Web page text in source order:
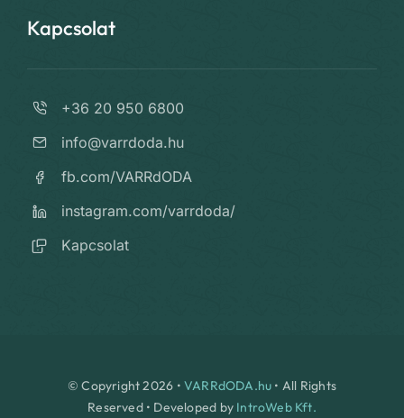
Kapcsolat
+36 20 950 6800
info@varrdoda.hu
fb.com/VARRdODA
instagram.com/varrdoda/
Kapcsolat
© Copyright 2026 • VARRdODA.hu • All Rights
Reserved • Developed by IntroWeb Kft.